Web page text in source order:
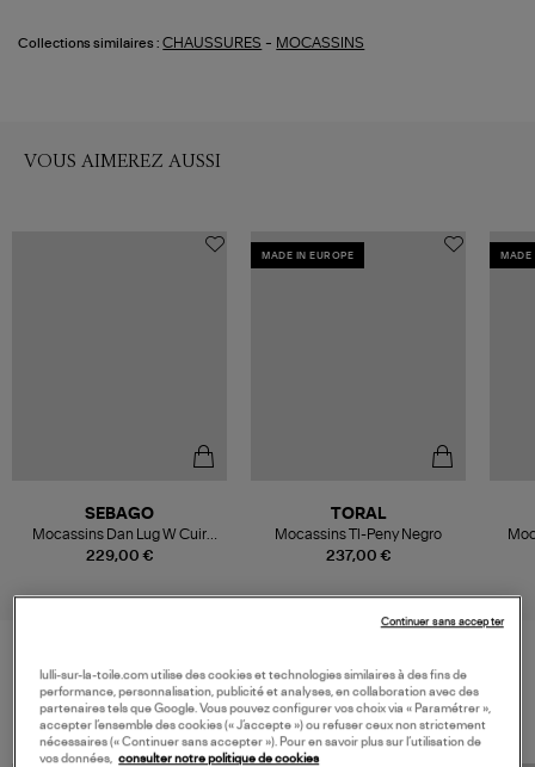
Collections similaires : CHAUSSURES - MOCASSINS
VOUS AIMEREZ AUSSI
229,00 €
SEBAGO
Mocassins Dan Lug W Cuir
Black Regular
MADE IN EUROPE
237,00 €
TORAL
Mocassins Tl-Peny Negro
MADE
VOS DERNIERS PRODUITS VUS
lulli-sur-la-toile.com utilise des cookies et technologies similaires à des fins de
performance, personnalisation, publicité et analyses, en collaboration avec des
partenaires tels que Google. Vous pouvez configurer vos choix via « Paramétrer »,
accepter l’ensemble des cookies (« J’accepte ») ou refuser ceux non strictement
nécessaires (« Continuer sans accepter »). Pour en savoir plus sur l’utilisation de
vos données, consulter notre politique de cookies
Continuer sans accepter